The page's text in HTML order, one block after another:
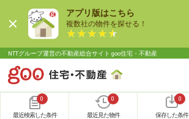
アプリ版はこちら
複数社の物件を探せる！
NTTグループ運営の不動産総合サイト goo住宅・不動産
0
最近検索した条件
0
最近見た物件
0
保存した条件